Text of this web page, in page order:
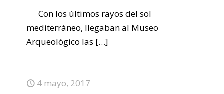
Con los últimos rayos del sol
mediterráneo, llegaban al Museo
Arqueológico las […]
4 mayo, 2017